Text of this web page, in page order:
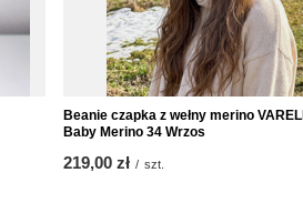
Beanie czapka z wełny merino
Baby Merino 34 Wrzos
219,00 zł / szt.